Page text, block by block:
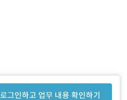
로그인하고 업무 내용 확인하기